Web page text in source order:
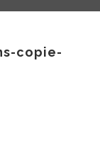
copie-